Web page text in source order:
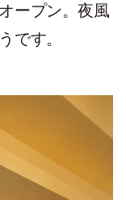
ープン。夜風
です。